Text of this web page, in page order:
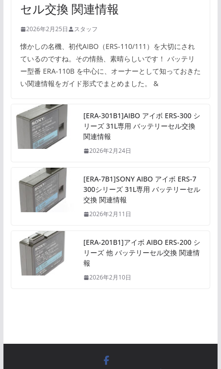
セル交換 関連情報
2026年2月25日 スタッフ
懐かしの名機、初代AIBO（ERS-110/111）を大切にされ
ているのですね。その情熱、素晴らしいです！ バッテリ
ー型番 ERA-110B を中心に、オーナーとして知っておきた
い関連情報をガイド形式でまとめました。 &
[ERA-301B1]AIBO アイボ ERS-300 シ
リーズ 31L専用 バッテリーセル交換
関連情報
2026年2月24日
[ERA-7B1]SONY AIBO アイボ ERS-7
300シリーズ 31L専用 バッテリーセル
交換 関連情報
2026年2月11日
[ERA-201B1]アイボ AIBO ERS-200 シ
リーズ 他 バッテリーセル交換 関連情
報
2026年2月10日